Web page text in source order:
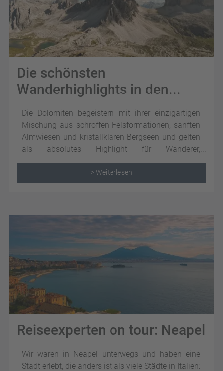
Die schönsten
Wanderhighlights in den...
Die Dolomiten begeistern mit ihrer einzigartigen
Mischung aus schroffen Felsformationen, sanften
Almwiesen und kristallklaren Bergseen und gelten
als absolutes Highlight für Wanderer,
Naturliebhaber und Outdoor-Enthusiasten.
> Weiterlesen
Reiseexperten on tour: Neapel
Wir waren in Neapel unterwegs und haben eine
Stadt erlebt, die anders ist als viele Städte in Italien: